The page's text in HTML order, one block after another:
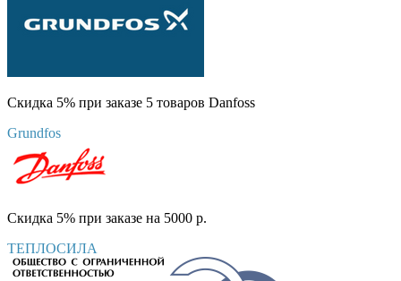
Скидка 5% при заказе 5 товаров Danfoss
Grundfos
Скидка 5% при заказе на 5000 р.
ТЕПЛОСИЛА